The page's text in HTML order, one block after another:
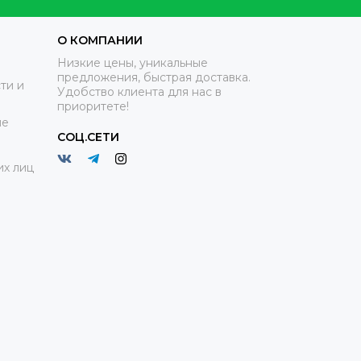
и
лиц
О КОМПАНИИ
Низкие цены, уникальные
предложения, быстрая доставка.
Удобство клиента для нас в
приоритете!
СОЦ.СЕТИ